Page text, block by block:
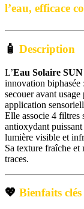
l’eau, efficace
🧴 Description
L’Eau Solaire
innovation biphasée
secouer avant
application
Elle associe 4 filtres
antioxydant
lumière visible et
Sa texture fraîche et
traces.
💖 Bienfaits clés